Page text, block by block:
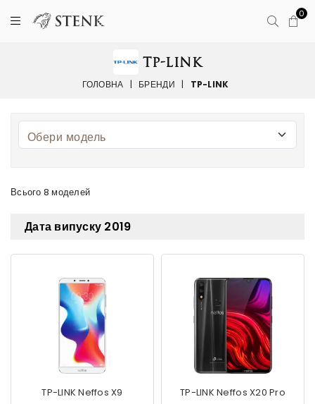
0
TP-LINK
ГОЛОВНА | БРЕНДИ | TP-LINK
Всього 8 моделей
Дата випуску 2019
TP-LINK Neffos X9 TP-LINK Neffos X20 Pro